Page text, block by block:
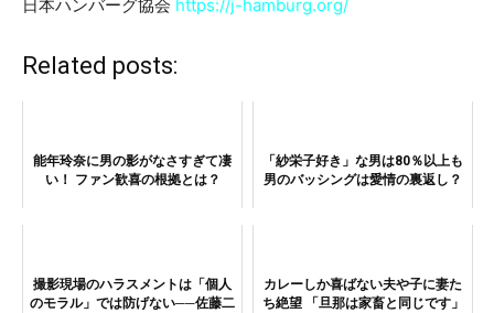
日本ハンバーグ協会 https://j-hamburg.org/
Related posts:
能年玲奈に男の影がなさすぎて凄
い！ ファン歓喜の根拠とは？
「紗栄子好き」な男は80％以上も
男のバッシングは愛情の裏返し？
撮影現場のハラスメントは「個人
のモラル」では防げない──佐藤二
カレーしか喜ばない夫や子に妻た
ち絶望 「旦那は家畜と同じです」